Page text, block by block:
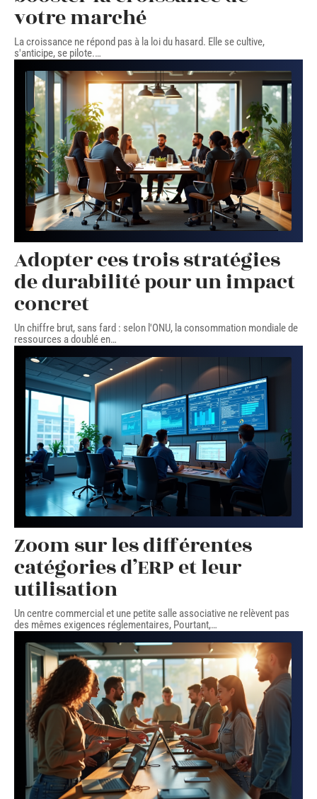
votre marché
La croissance ne répond pas à la loi du hasard. Elle se cultive,
s'anticipe, se pilote.…
Adopter ces trois stratégies
de durabilité pour un impact
concret
Un chiffre brut, sans fard : selon l'ONU, la consommation mondiale de
ressources a doublé en…
Zoom sur les différentes
catégories d’ERP et leur
utilisation
Un centre commercial et une petite salle associative ne relèvent pas
des mêmes exigences réglementaires, Pourtant,…